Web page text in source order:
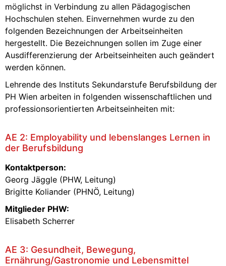
möglichst in Verbindung zu allen Pädagogischen
Hochschulen stehen. Einvernehmen wurde zu den
folgenden Bezeichnungen der Arbeitseinheiten
hergestellt. Die Bezeichnungen sollen im Zuge einer
Ausdifferenzierung der Arbeitseinheiten auch geändert
werden können.
Lehrende des Instituts Sekundarstufe Berufsbildung der
PH Wien arbeiten in folgenden wissenschaftlichen und
professionsorientierten Arbeitseinheiten mit:
AE 2: Employability und lebenslanges Lernen in
der Berufsbildung
Kontaktperson:
Georg Jäggle (PHW, Leitung)
Brigitte Koliander (PHNÖ, Leitung)
Mitglieder PHW:
Elisabeth Scherrer
AE 3: Gesundheit, Bewegung,
Ernährung/Gastronomie und Lebensmittel